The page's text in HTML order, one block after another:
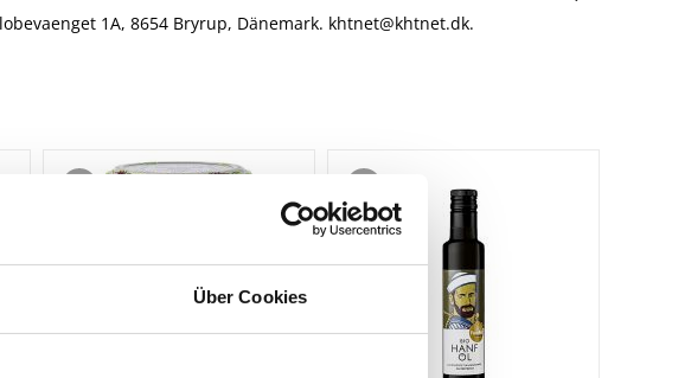
Über Cookies
1A, 8654 Bryrup, Dänemark. khtnet@khtnet.dk.